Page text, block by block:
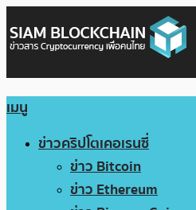
เมนู
ข่าวคริปโตเคอเรนซี่
ข่าว Bitcoin
ข่าว Ethereum